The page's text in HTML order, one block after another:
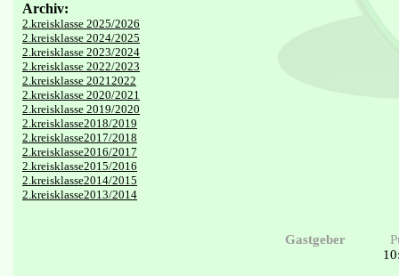
Archiv:
2.kreisklasse 2025/2026
2.kreisklasse 2024/2025
2.kreisklasse 2023/2024
2.kreisklasse 2022/2023
2.kreisklasse 20212022
2.kreisklasse 2020/2021
2.kreisklasse 2019/2020
2.kreisklasse2018/2019
2.kreisklasse2017/2018
2.kreisklasse2016/2017
2.kreisklasse2015/2016
2.kreisklasse2014/2015
2.kreisklasse2013/2014
Gastgeber